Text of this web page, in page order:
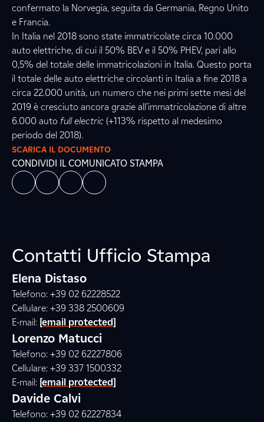
confermato la Norvegia, seguita da Germania, Regno Unito
e Francia.
In Italia nel 2018 sono state immatricolate circa 10.000
auto elettriche, di cui il 50% BEV e il 50% PHEV, pari allo
0,5% del totale delle immatricolazioni in Italia. Questo porta
il totale delle auto elettriche circolanti in Italia a fine 2018 a
circa 22.000 unità, un numero che nei primi sette mesi del
2019 è cresciuto ancora grazie all’immatricolazione di altre
6.000 auto full electric (+113% rispetto al medesimo
periodo del 2018).
SCARICA IL DOCUMENTO
CONDIVIDI IL COMUNICATO STAMPA
Contatti Ufficio Stampa
Elena Distaso
Telefono: +39 02 62228522
Cellulare: +39 338 2500609
E-mail: [email protected]
Lorenzo Matucci
Telefono: +39 02 62227806
Cellulare: +39 337 1500332
E-mail: [email protected]
Davide Calvi
Telefono: +39 02 62227834